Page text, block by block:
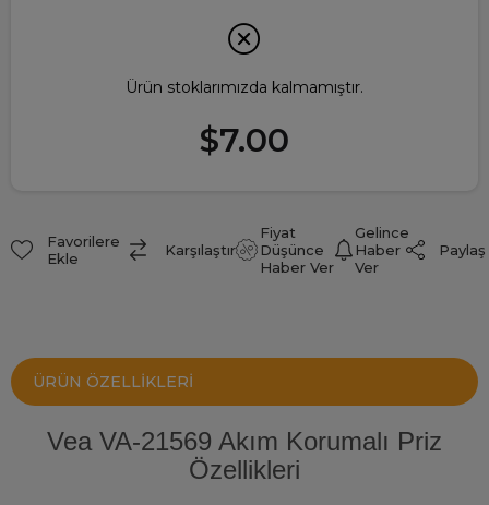
Ürün stoklarımızda kalmamıştır.
$7.00
Favorilere
Ekle
Karşılaştır
Fiyat
Düşünce
Haber Ver
Gelince
Haber
Ver
Paylaş
ÜRÜN ÖZELLIKLERI
Vea VA-21569 Akım Korumalı Priz
Özellikleri